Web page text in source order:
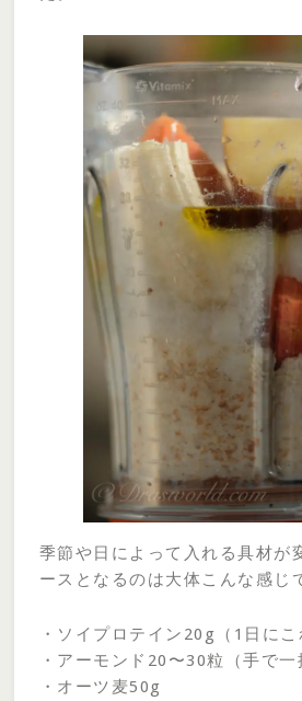
季節や日によって入れる具材が
ースとなるのは大体こんな感じ
・ソイプロテイン20g（1日にこ
・アーモンド20〜30粒（手で一
・オーツ麦50g